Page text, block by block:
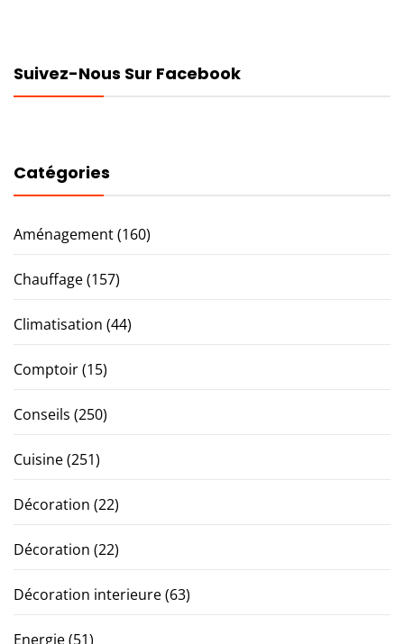
Suivez-Nous Sur Facebook
Catégories
Aménagement(160)
Chauffage(157)
Climatisation (44)
Comptoir(15)
Conseils (250)
Cuisine(251)
Décoration (22)
Décoration (22)
Décoration interieure(63)
Energie(51)